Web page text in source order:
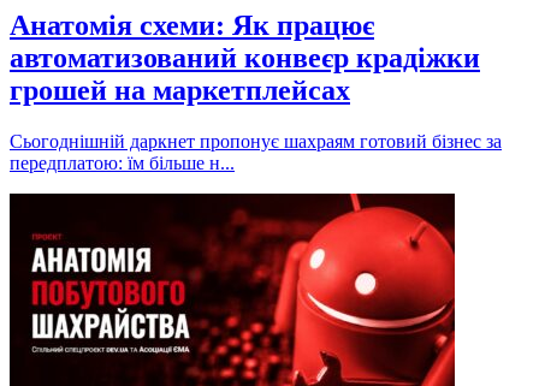
Анатомія схеми: Як працює
автоматизований конвеєр крадіжки
грошей на маркетплейсах
Сьогоднішній даркнет пропонує шахраям готовий бізнес за
передплатою: їм більше н...